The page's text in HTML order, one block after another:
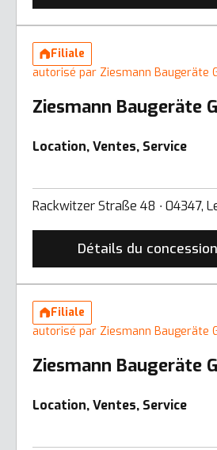
Filiale
autorisé par Ziesmann Baugeräte
Ziesmann Baugeräte
Location, Ventes, Service
Rackwitzer Straße 48 ∙ 04347,
Détails du
Filiale
autorisé par Ziesmann Baugeräte
Ziesmann Baugeräte
Location, Ventes, Service